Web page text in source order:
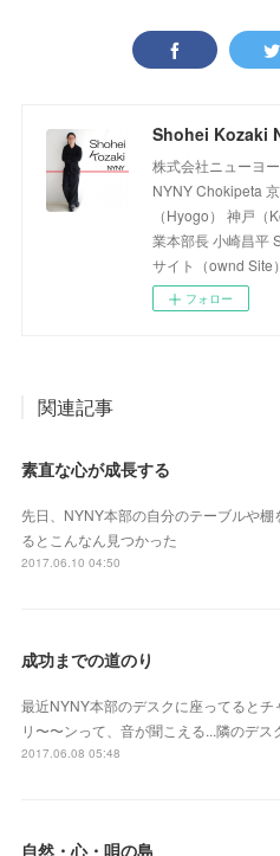
Shohei Kozaki
株式会社ニューヨ
NYNY Chokipeta
（Hyogo） 神戸
業本部長 小崎昌平
サイト（ownd Site）
フォロー
関連記事
素直な心が成長する
先日、NYNY本部の自分のテーブルや棚
るとこんなん見つかった
2017.06.10 04:50
成功までの道のり
最近NYNY本部のデスクに座ってるとチ
リ〜〜ンって、音が聞こえる...隣のデス
2017.06.08 05:48
自然・心・唄の島